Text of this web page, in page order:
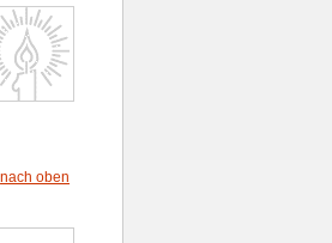
nach oben